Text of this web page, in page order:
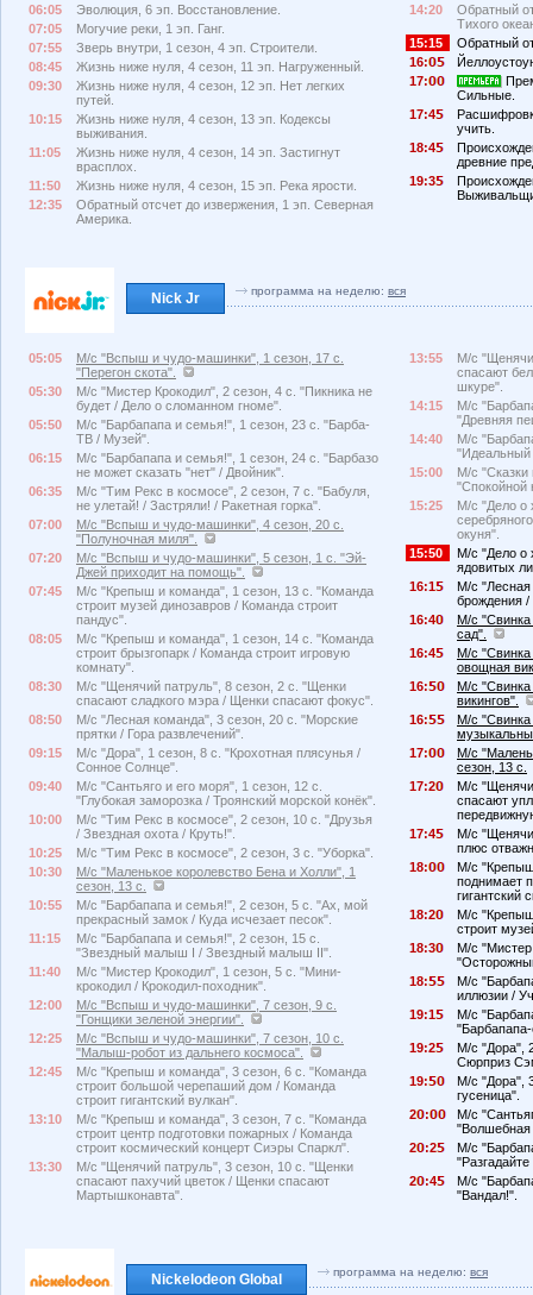
06:05
Эволюция, 6 эп. Восстановление.
07:05
Могучие реки, 1 эп. Ганг.
07:55
Зверь внутри, 1 сезон, 4 эп. Строители.
08:45
Жизнь ниже нуля, 4 сезон, 11 эп. Нагруженный.
09:30
Жизнь ниже нуля, 4 сезон, 12 эп. Нет легких
путей.
10:15
Жизнь ниже нуля, 4 сезон, 13 эп. Кодексы
выживания.
11:05
Жизнь ниже нуля, 4 сезон, 14 эп. Застигнут
врасплох.
11:50
Жизнь ниже нуля, 4 сезон, 15 эп. Река ярости.
12:35
Обратный отсчет до извержения, 1 эп. Северная
Америка.
14:20
Обратный
Тихого
15:15
Обратный
16:
17:
Сильные.
17:4
учить.
18:4
древние
19:3
Nick Jr программа на неделю: вся
05:05
М/с "Вспыш и чудо-машинки", 1 сезон, 17 с.
"Перегон скота".
05:30
М/с "Мистер Крокодил", 2 сезон, 4 с. "Пикника не
будет / Дело о сломанном гноме".
05:50
М/с "Барбапапа и семья!", 1 сезон, 23 с. "Барба-
ТВ / Музей".
06:15
М/с "Барбапапа и семья!", 1 сезон, 24 с. "Барбазо
не может сказать "нет" / Двойник".
06:35
М/с "Тим Рекс в космосе", 2 сезон, 7 с. "Бабуля,
не улетай! / Застряли! / Ракетная горка".
07:00
М/с "Вспыш и чудо-машинки", 4 сезон, 20 с.
"Полуночная миля".
07:20
М/с "Вспыш и чудо-машинки", 5 сезон, 1 с. "Эй-
Джей приходит на помощь".
07:45
М/с "Крепыш и команда", 1 сезон, 13 с. "Команда
строит музей динозавров / Команда строит
пандус".
08:05
М/с "Крепыш и команда", 1 сезон, 14 с. "Команда
строит брызгопарк / Команда строит игровую
комнату".
08:30
М/с "Щенячий патруль", 8 сезон, 2 с. "Щенки
спасают сладкого мэра / Щенки спасают фокус".
08:50
М/с "Лесная команда", 3 сезон, 20 с. "Морские
прятки / Гора развлечений".
09:15
М/с "Дора", 1 сезон, 8 с. "Крохотная плясунья /
Сонное Солнце".
09:40
М/с "Сантьяго и его моря", 1 сезон, 12 с.
"Глубокая заморозка / Троянский морской конёк".
10:00
М/с "Тим Рекс в космосе", 2 сезон, 10 с. "Друзья
/ Звездная охота / Круть!".
10:25
М/с "Тим Рекс в космосе", 2 сезон, 3 с. "Уборка".
10:30
М/с "Маленькое королевство Бена и Холли", 1
сезон, 13 с.
10:55
М/с "Барбапапа и семья!", 2 сезон, 5 с. "Ах, мой
прекрасный замок / Куда исчезает песок".
11:15
М/с "Барбапапа и семья!", 2 сезон, 15 с.
"Звездный малыш I / Звездный малыш II".
11:40
М/с "Мистер Крокодил", 1 сезон, 5 с. "Мини-
крокодил / Крокодил-походник".
12:00
М/с "Вспыш и чудо-машинки", 7 сезон, 9 с.
"Гонщики зеленой энергии".
12:25
М/с "Вспыш и чудо-машинки", 7 сезон, 10 с.
"Малыш-робот из дальнего космоса".
12:45
М/с "Крепыш и команда", 3 сезон, 6 с. "Команда
строит большой черепаший дом / Команда
строит гигантский вулкан".
13:10
М/с "Крепыш и команда", 3 сезон, 7 с. "Команда
строит центр подготовки пожарных / Команда
строит космический концерт Сиэры Спаркл".
13:30
М/с "Щенячий патруль", 3 сезон, 10 с. "Щенки
спасают пахучий цветок / Щенки спасают
Мартышконавта".
13:55
М/с
спасают
шкуре".
14:15
М/с
"Древняя
14:40
М/с
"Идеальный
15:00
М/с "Сказки
"Спокойной
15:25
М/с "Дело о
окуня".
15:50
М/с "Дело о
ядовитых
16:1
М/с "Лесная
брождения
16:4
М/с "Свинка
сад".
16:4
М/с "Свинка
овощная
16:
М/с "Свинка
викингов".
16:
М/с "Свинка
17:
М/с
сезон, 13 с.
17:2
М/с
спасают
17:4
М/с
плюс
18:
М/с "Крепыш
поднимает
гигантский
18:2
М/с "Крепыш
строит
18:3
М/с "Мистер
18:
М/с
иллюзии /
19:1
М/с
19:2
М/с "Дора",
Сюрприз
19:
М/с "Дора",
гусеница".
2
:
М/с
"Волшебная
2
:2
М/с
"Разгадайте
2
:4
М/с
"Вандал!".
Nickelodeon Global программа на неделю: вся